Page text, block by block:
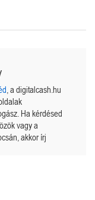
, a digitalcash.hu
Ha kérdésed
vagy a
akkor írj